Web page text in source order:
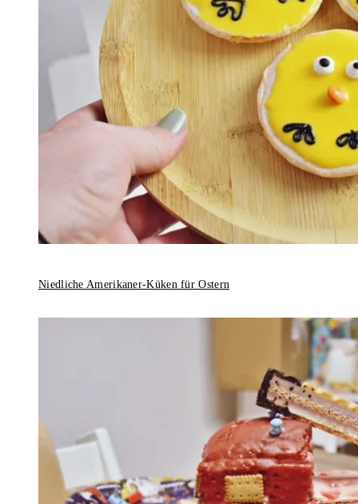
Niedliche Amerikaner-Küken für Ostern